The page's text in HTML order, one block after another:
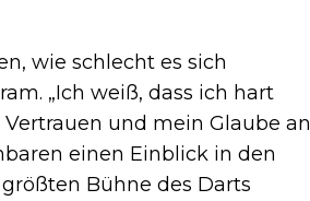
wie schlecht es sich
„Ich weiß, dass ich hart
und mein Glaube an
einen Einblick in den
Bühne des Darts